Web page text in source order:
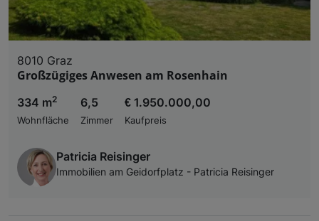
8010 Graz
Großzügiges Anwesen am Rosenhain
334 m2
Wohnfläche
6,5
Zimmer
€ 1.950.000,00
Kaufpreis
Patricia Reisinger
Immobilien am Geidorfplatz - Patricia Reisinger